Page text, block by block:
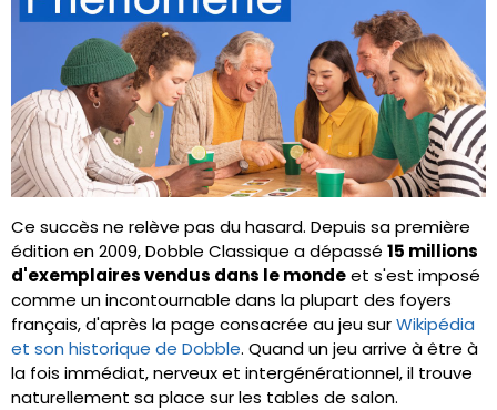
Ce succès ne relève pas du hasard. Depuis sa première
édition en 2009, Dobble Classique a dépassé 15 millions
d'exemplaires vendus dans le mondeet s'est imposé
comme un incontournable dans la plupart des foyers
français, d'après la page consacrée au jeu surWikipédia
et son historique de Dobble. Quand un jeu arrive à être à
la fois immédiat, nerveux et intergénérationnel, il trouve
naturellement sa place sur les tables de salon.